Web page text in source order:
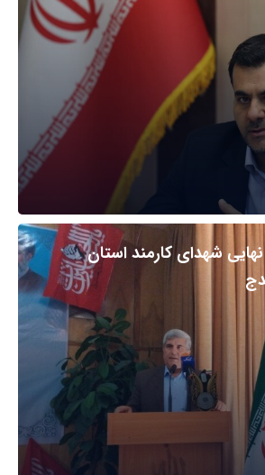
نهایی شهدای کارمند استان